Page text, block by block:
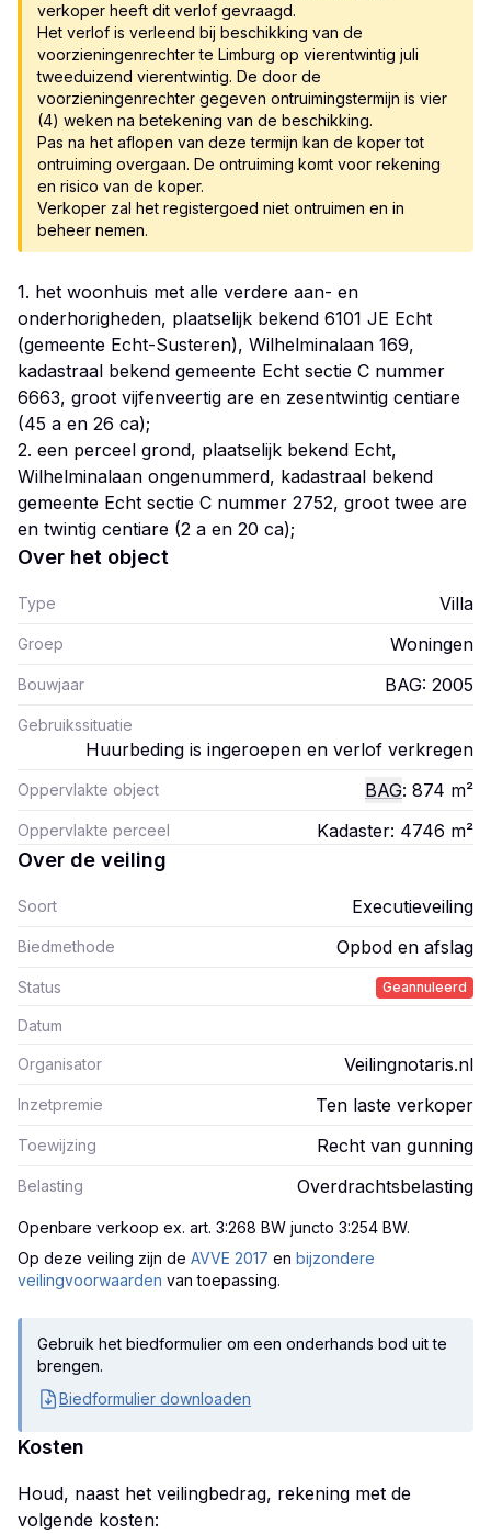
verkoper heeft dit verlof gevraagd.
Het verlof is verleend bij beschikking van de
voorzieningenrechter te Limburg op vierentwintig juli
tweeduizend vierentwintig. De door de
voorzieningenrechter gegeven ontruimingstermijn is vier
(4) weken na betekening van de beschikking.
Pas na het aflopen van deze termijn kan de koper tot
ontruiming overgaan. De ontruiming komt voor rekening
en risico van de koper.
Verkoper zal het registergoed niet ontruimen en in
beheer nemen.
1. het woonhuis met alle verdere aan- en
onderhorigheden, plaatselijk bekend 6101 JE Echt
(gemeente Echt-Susteren), Wilhelminalaan 169,
kadastraal bekend gemeente Echt sectie C nummer
6663, groot vijfenveertig are en zesentwintig centiare
(45 a en 26 ca);
2. een perceel grond, plaatselijk bekend Echt,
Wilhelminalaan ongenummerd, kadastraal bekend
gemeente Echt sectie C nummer 2752, groot twee are
Over het object
Type Villa
Groep Woningen
Bouwjaar BAG: 2005
Gebruikssituatie
Huurbeding is ingeroepen en verlof verkregen
Oppervlakte object BAG: 874 m²
Oppervlakte perceel Kadaster: 4746 m²
Over de veiling
Soort Executieveiling
Biedmethode Opbod en afslag
Status Geannuleerd
Datum
Organisator Veilingnotaris.nl
Inzetpremie Ten laste verkoper
Toewijzing Recht van gunning
Belasting Overdrachtsbelasting
Openbare verkoop ex. art. 3:268 BW juncto 3:254 BW.
Op deze veiling zijn de AVVE 2017 en bijzondere
veilingvoorwaarden van toepassing.
Gebruik het biedformulier om een onderhands bod uit te
brengen.
Biedformulier downloaden
Kosten
Houd, naast het veilingbedrag, rekening met de
volgende kosten: